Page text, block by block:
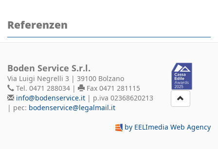
Referenzen
Boden Service S.r.l.
Via Luigi Negrelli 3 | 39100 Bolzano
Tel. 0471 288034 |
Fax 0471 281115
info@bodenservice.it | p.iva 02368620213
| pec: bodenservice@legalmail.it
by EELImedia Web Agency